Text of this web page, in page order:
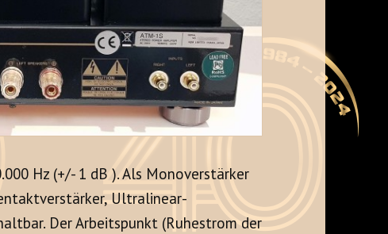
Hz (+/- 1 dB ). Als Monoverstärker
Ultralinear-
Der Arbeitspunkt (Ruhestrom der